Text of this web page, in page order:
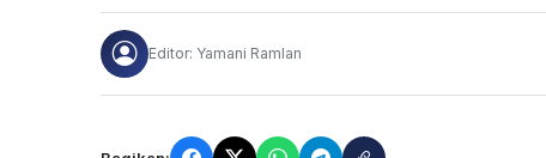
Editor: Yamani Ramlan